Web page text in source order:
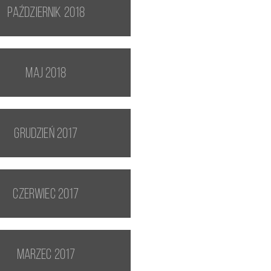
październik 2018
maj 2018
grudzień 2017
czerwiec 2017
marzec 2017